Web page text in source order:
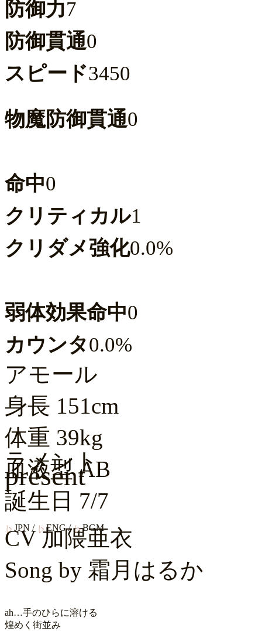
防御力7
防御貫通0
スピード3450
物魔防御貫通0
命中0
クリティカル1
クリダメ強化0.0%
弱体効果命中0
カウンタ0.0%
アモール
身長 151cm
体重 39kg
血液型 AB
誕生日 7/7
ラメント
présent
JPN / ENG/ BGM
CV 加隈亜衣
Song by 霜月はるか
ah…手のひらに溶ける
煌めく街並み